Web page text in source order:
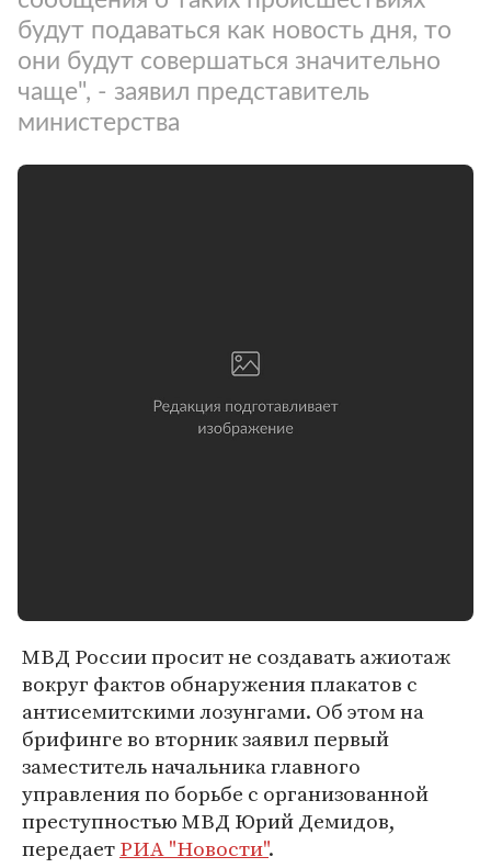
будут подаваться как новость дня, то
они будут совершаться значительно
чаще", - заявил представитель
министерства
МВД России просит не создавать ажиотаж
вокруг фактов обнаружения плакатов с
антисемитскими лозунгами. Об этом на
брифинге во вторник заявил первый
заместитель начальника главного
управления по борьбе с организованной
преступностью МВД Юрий Демидов,
передаетРИА "Новости".